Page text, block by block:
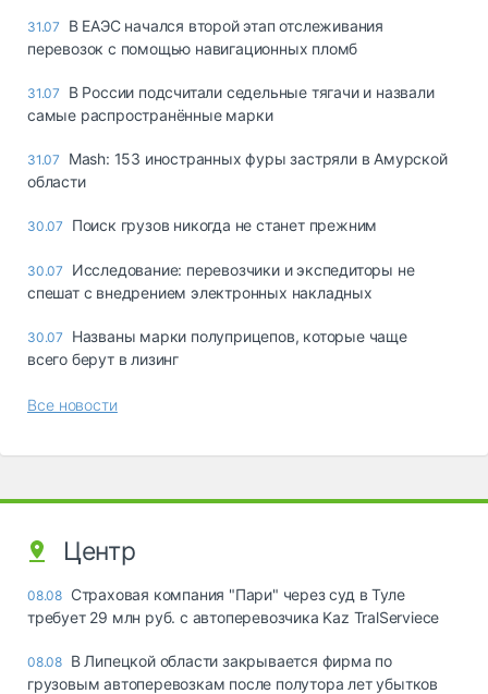
31.07
В ЕАЭС начался второй этап отслеживания
перевозок с помощью навигационных пломб
31.07
В России подсчитали седельные тягачи и назвали
самые распространённые марки
31.07
Mash: 153 иностранных фуры застряли в Амурской
области
30.07 Поиск грузов никогда не станет прежним
30.07
Исследование: перевозчики и экспедиторы не
спешат с внедрением электронных накладных
30.07
Названы марки полуприцепов, которые чаще
всего берут в лизинг
Все новости
Центр
08.08 Страховая компания "Пари" через суд в Туле
требует 29 млн руб. с автоперевозчика Kaz TralServiece
08.08 В Липецкой области закрывается фирма по
грузовым автоперевозкам после полутора лет убытков